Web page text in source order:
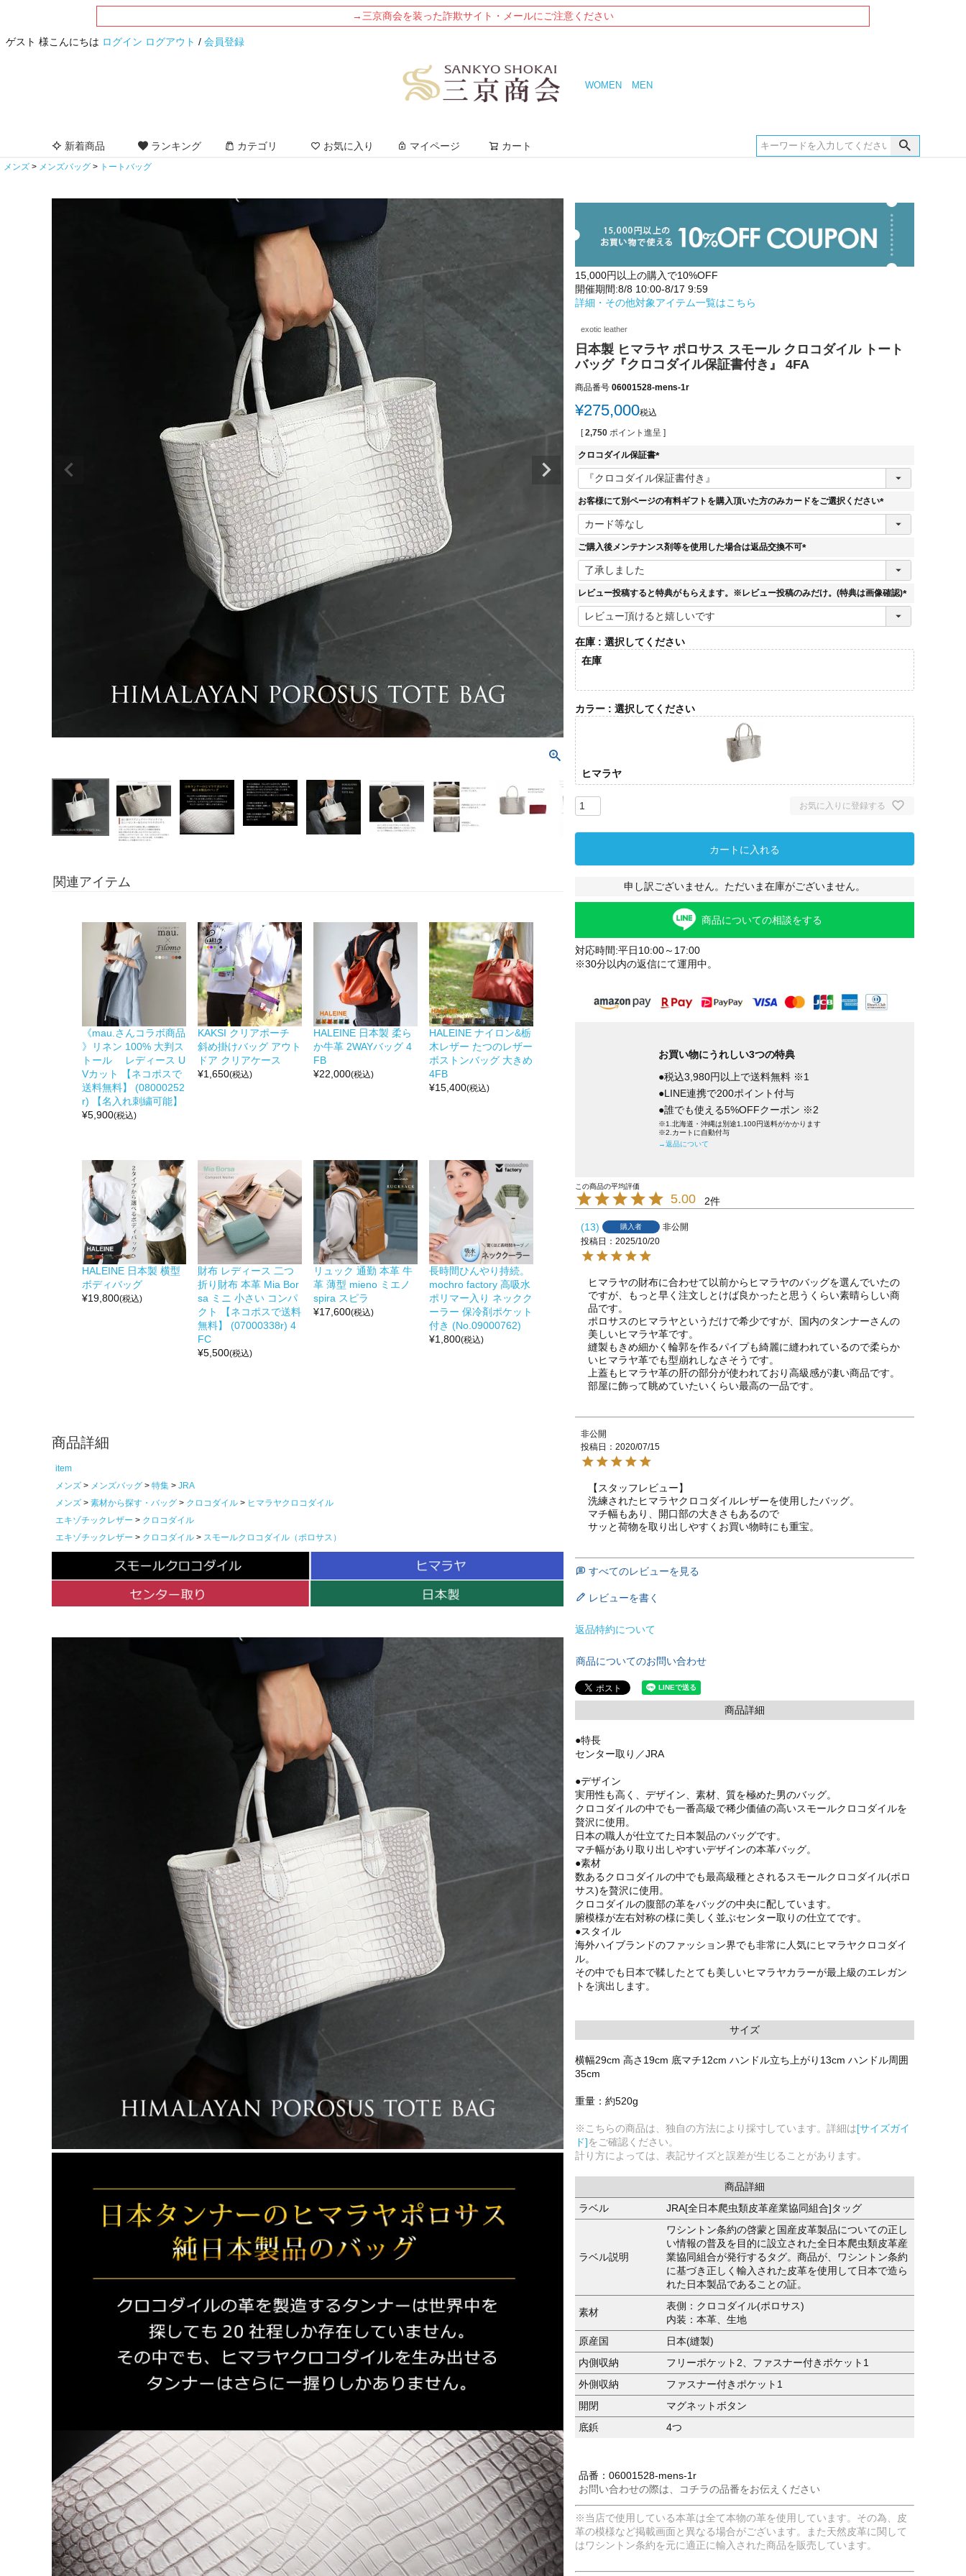
→三京商会を装った詐欺サイト・メールにご注意ください
ゲスト 様こんにちは ログイン ログアウト / 会員登録
WOMEN MEN
新着商品 ランキング カテゴリ お気に入り マイページ カート
メンズ メンズバッグ トートバッグ
関連アイテム
《mau.さんコラボ商品
》リネン 100% 大判ス
トール レディース U
Vカット 【ネコポスで
送料無料】 (08000252
r) 【名入れ刺繍可能】
¥5,900(税込)
KAKSI クリアポーチ
斜め掛けバッグ アウト
ドア クリアケース
¥1,650(税込)
HALEINE 日本製 柔ら
か牛革 2WAYバッグ 4
FB
¥22,000(税込)
HALEINE ナイロン&栃
木レザー たつのレザー
ボストンバッグ 大きめ
4FB
¥15,400(税込)
HALEINE 日本製 横型
ボディバッグ
¥19,800(税込)
財布 レディース 二つ
折り財布 本革 Mia Bor
sa ミニ 小さい コンパ
クト 【ネコポスで送料
無料】 (07000338r) 4
FC
¥5,500(税込)
リュック 通勤 本革 牛
革 薄型 mieno ミエノ
spira スピラ
¥17,600(税込)
長時間ひんやり持続。
mochro factory 高吸水
ポリマー入り ネックク
ーラー 保冷剤ポケット
付き (No.09000762)
¥1,800(税込)
商品詳細
item
メンズ
メンズバッグ 特集
JRA
メンズ
素材から探す・バッグ クロコダイル
ヒマラヤクロコダイル
エキゾチックレザー
クロコダイル
エキゾチックレザー
クロコダイル スモールクロコダイル（ポロサス）
15,000円以上の購入で10%OFF
開催期間:8/8 10:00-8/17 9:59
詳細・その他対象アイテム一覧はこちら
exotic leather
日本製 ヒマラヤ ポロサス スモール クロコダイル トート
バッグ『クロコダイル保証書付き』 4FA
商品番号 06001528-mens-1r
¥275,000税込
[ 2,750 ポイント進呈 ]
クロコダイル保証書
(
必
須
お客様にて別ページの有料ギフトを購入頂いた方のみカードをご選択ください
(
ご購入後メンテナンス剤等を使用した場合は返品交換不可
(
須
レビュー投稿すると特典がもらえます。※レビュー投稿のみだけ。(特典は画像確認)
(
)
在庫
選択してください
在庫
カラー 選択してください
ヒマラヤ
お気に入りに登録する
カートに入れる
申し訳ございません。ただいま在庫がございません。
商品についての相談をする
対応時間:平日10:00～17:00
※30分以内の返信にて運用中。
お買い物にうれしい3つの特典
●税込3,980円以上で送料無料 ※1
●LINE連携で200ポイント付与
●誰でも使える5%OFFクーポン ※2
※1.北海道・沖縄は別途1,100円送料がかかります
※2.カートに自動付与
→返品について
5.00 2
13 購入者
非公開
投稿日
2025/10/20
ヒマラヤの財布に合わせて以前からヒマラヤのバッグを選んでいたの
ですが、もっと早く注文しとけば良かったと思うくらい素晴らしい商
品です。
ポロサスのヒマラヤというだけで希少ですが、国内のタンナーさんの
美しいヒマラヤ革です。
縫製もきめ細かく輪郭を作るパイプも綺麗に縫われているので柔らか
いヒマラヤ革でも型崩れしなさそうです。
上蓋もヒマラヤ革の肝の部分が使われており高級感が凄い商品です。
部屋に飾って眺めていたいくらい最高の一品です。
非公開
投稿日
2020/07/15
【スタッフレビュー】
洗練されたヒマラヤクロコダイルレザーを使用したバッグ。
マチ幅もあり、開口部の大きさもあるので
サッと荷物を取り出しやすくお買い物時にも重宝。
すべてのレビューを見る
レビューを書く
返品特約について
商品についてのお問い合わせ
商品詳細
●特長
センター取り／JRA
●デザイン
実用性も高く、デザイン、素材、質を極めた男のバッグ。
クロコダイルの中でも一番高級で稀少価値の高いスモールクロコダイルを
贅沢に使用。
日本の職人が仕立てた日本製品のバッグです。
マチ幅があり取り出しやすいデザインの本革バッグ。
●素材
数あるクロコダイルの中でも最高級種とされるスモールクロコダイル(ポロ
サス)を贅沢に使用。
クロコダイルの腹部の革をバッグの中央に配しています。
腑模様が左右対称の様に美しく並ぶセンター取りの仕立てです。
●スタイル
海外ハイブランドのファッション界でも非常に人気にヒマラヤクロコダイ
ル。
その中でも日本で鞣したとても美しいヒマラヤカラーが最上級のエレガン
トを演出します。
サイズ
横幅29cm 高さ19cm 底マチ12cm ハンドル立ち上がり13cm ハンドル周囲
35cm
重量：約520g
※こちらの商品は、独自の方法により採寸しています。詳細は[サイズガイ
ド]をご確認ください。
計り方によっては、表記サイズと誤差が生じることがあります。
商品詳細
ラベル
JRA[全日本爬虫類皮革産業協同組合]タッグ
ラベル説明
ワシントン条約の啓蒙と国産皮革製品についての正し
い情報の普及を目的に設立された全日本爬虫類皮革産
業協同組合が発行するタグ。商品が、ワシントン条約
に基づき正しく輸入された皮革を使用して日本で造ら
れた日本製品であることの証。
素材
表側：クロコダイル(ポロサス)
内装：本革、生地
原産国
日本(縫製)
内側収納
フリーポケット2、ファスナー付きポケット1
外側収納
ファスナー付きポケット1
開閉
マグネットボタン
底鋲
4つ
品番：06001528-mens-1r
お問い合わせの際は、コチラの品番をお伝えください
※当店で使用している本革は全て本物の革を使用しています。その為、皮
革の模様など掲載画面と異なる場合がございます。また天然皮革に関して
はワシントン条約を元に適正に輸入された商品を販売しています。